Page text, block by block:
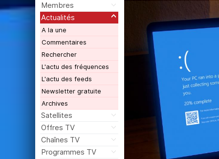
Membres
Actualités
A la une
Commentaires
Rechercher
L'actu des fréquences
L'actu des feeds
Newsletter gratuite
Archives
Satellites
Offres TV
Chaînes TV
Programmes TV